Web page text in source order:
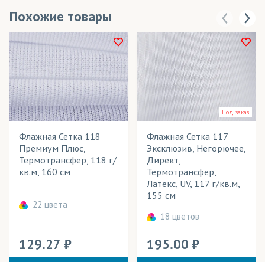
Похожие товары
Флажная Сетка 118
Премиум Плюс,
Термотрансфер, 118 г/
кв.м, 160 см
22 цвета
129.27
Под заказ
Флажная Сетка 117
Эксклюзив, Негорючее,
Директ,
Термотрансфер,
Латекс, UV, 117 г/кв.м,
155 см
18 цветов
195.00